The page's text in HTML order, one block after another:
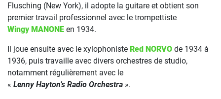
Flusching (New York), il adopte la guitare et obtient son
premier travail professionnel avec le trompettiste
Wingy MANONE en 1934.
Il joue ensuite avec le xylophoniste Red NORVO de 1934 à
1936, puis travaille avec divers orchestres de studio,
notamment régulièrement avec le
« Lenny Hayton’s Radio Orchestra ».